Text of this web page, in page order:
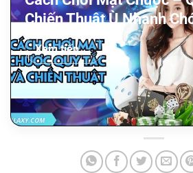
Chiến Thuật Ù Nhanh
Xem tiếp →